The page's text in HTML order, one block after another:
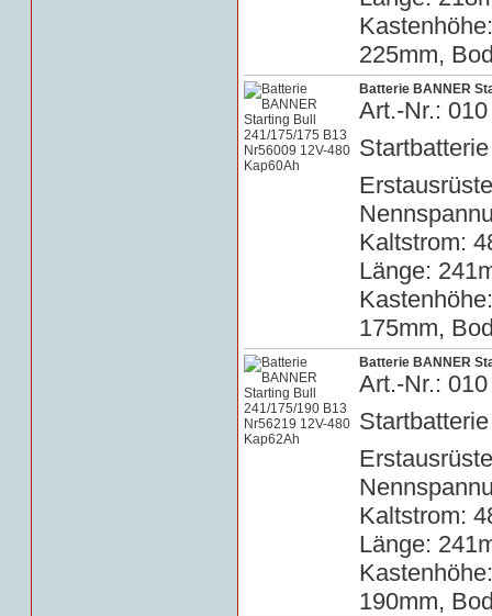
225mm,
Batterie BANNER
Art.-Nr.:
Kaltstrom:
Länge:
175mm,
Batterie BANNER
Art.-Nr.:
Kaltstrom:
Länge:
190mm,